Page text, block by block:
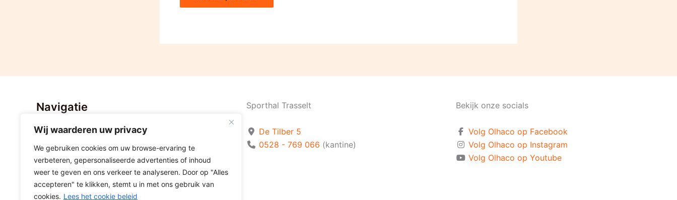
Wij waarderen uw privacy
We gebruiken cookies om uw browse-ervaring te
verbeteren, gepersonaliseerde advertenties of inhoud
weer te geven en ons verkeer te analyseren. Door op "Alles
accepteren" te klikken, stemt u in met ons gebruik van
cookies. Lees het cookie beleid
Navigatie
Home
Nieuws
Stratenvolleybal Hoogeveen
Lid worden
Sponsoring
Sporthal Trasselt
De Tilber 5
0528 - 769 066 (kantine)
Bekijk onze socials
Volg Olhaco op Facebook
Volg Olhaco op Instagram
Volg Olhaco op Youtube